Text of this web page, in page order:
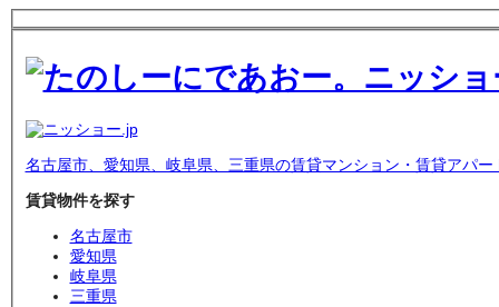
名古屋市、愛知県、岐阜県、三重県の賃貸マンション・賃貸アパー
賃貸物件を探す
名古屋市
愛知県
岐阜県
三重県